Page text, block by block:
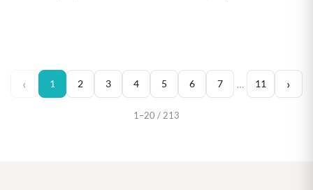
‹ 1 2 3 4 5 6 7 … 11 ›
1–20 / 213